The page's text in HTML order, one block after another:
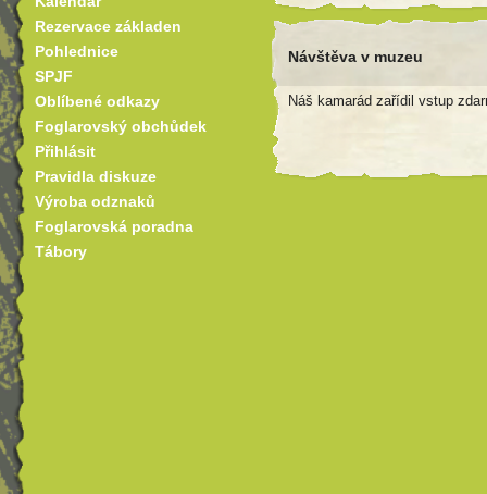
Návštěva v muzeu
Náš kamarád zařídil vstup
Rezervace základen
Pohlednice
SPJF
Oblíbené odkazy
Foglarovský obchůdek
Přihlásit
Pravidla diskuze
Výroba odznaků
Foglarovská poradna
Tábory